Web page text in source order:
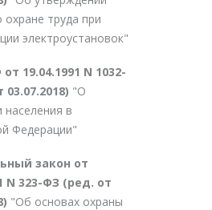
охране труда при
электроустановок"
19.04.1991 N 1032-
03.07.2018) "О
населения в
Федерации"
закон от
N 323-ФЗ (ред. от
"Об основах охраны